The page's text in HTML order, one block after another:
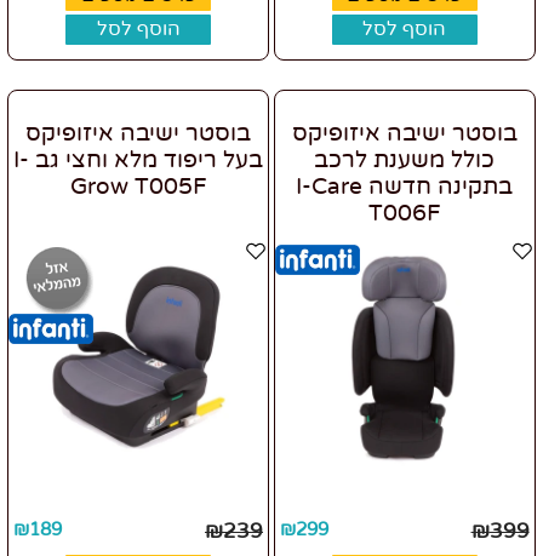
הוסף לסל
הוסף לסל
בוסטר ישיבה איזופיקס
כולל משענת לרכב
בתקינה חדשה I-Care
T006F
₪399
₪299
בוסטר ישיבה איזופיקס
בעל ריפוד מלא וחצי גב I-
Grow T005F
₪239
₪189